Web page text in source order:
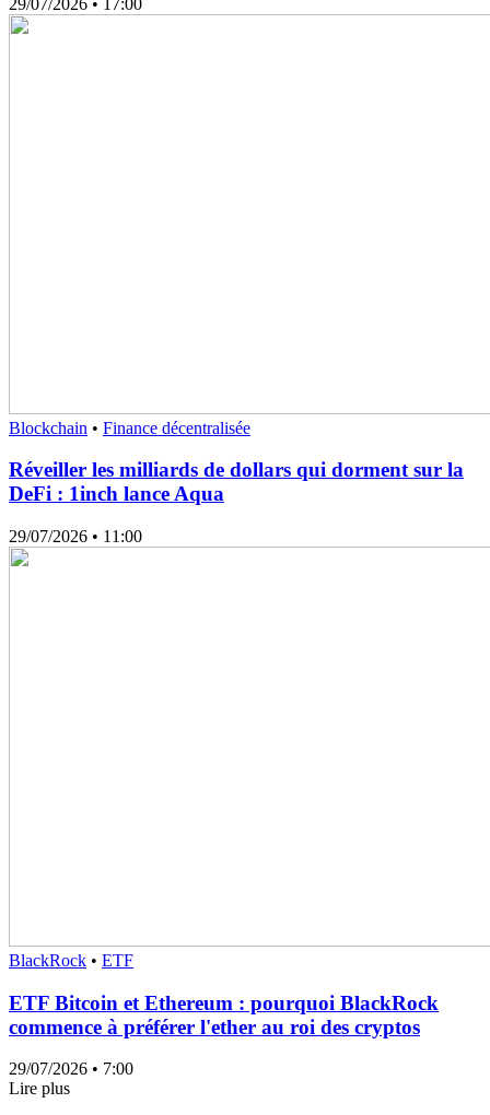
Blockchain • Finance décentralisée
Réveiller les milliards de dollars qui dorment sur la
DeFi : 1inch lance Aqua
29/07/2026 • 11:00
BlackRock • ETF
ETF Bitcoin et Ethereum : pourquoi BlackRock
commence à préférer l'ether au roi des cryptos
29/07/2026 • 7:00
Lire plus